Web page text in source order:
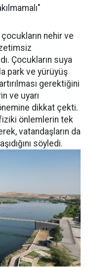
nehir ve
Çocukların suya
park ve yürüyüş
gerektiğini
ve uyarı
önemine dikkat çekti.
önlemlerin tek
vatandaşların da
söyledi.